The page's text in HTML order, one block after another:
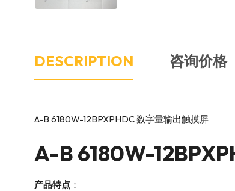
DESCRIPTION 咨询价格
A-B 6180W-12BPXPHDC 数字量输出触摸屏
A-B 6180W-
产品特点 ：